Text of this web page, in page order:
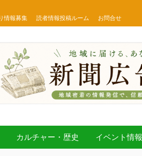
情報募集 読者情報投稿ルーム お問合せ
カルチャー・歴史 イベント情報